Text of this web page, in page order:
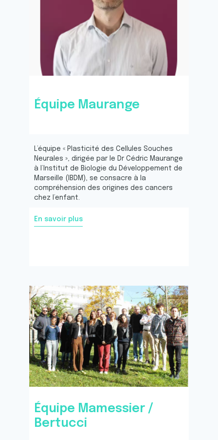
Équipe Maurange
L’équipe « Plasticité des Cellules Souches
Neurales », dirigée par le Dr Cédric Maurange
à l’Institut de Biologie du Développement de
Marseille (IBDM), se consacre à la
compréhension des origines des cancers
chez l’enfant.
En savoir plus
Équipe Mamessier /
Bertucci